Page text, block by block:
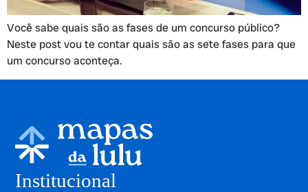
Você sabe quais são as fases de um concurso público?
Neste post vou te contar quais são as sete fases para que
um concurso aconteça.
Institucional